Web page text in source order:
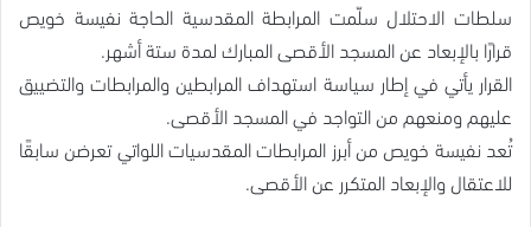
سلطات الاحتلال سلّمت المرابطة المقدسية الحاجة نفيسة خويص
قرارًا بالإبعاد عن المسجد الأقصى المبارك لمدة ستة أشهر.
القرار يأتي في إطار سياسة استهداف المرابطين والمرابطات والتضييق
عليهم ومنعهم من التواجد في المسجد الأقصى.
تُعد نفيسة خويص من أبرز المرابطات المقدسيات اللواتي تعرضن سابقًا
للاعتقال والإبعاد المتكرر عن الأقصى.